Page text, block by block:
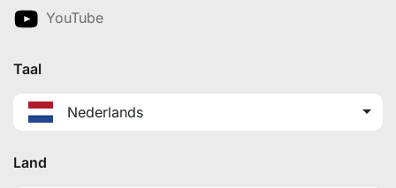
YouTube
Taal
Nederlands
Land